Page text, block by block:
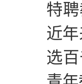
特
近
选